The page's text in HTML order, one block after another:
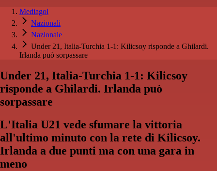
Mediagol
Nazionali
Nazionale
Under 21, Italia-Turchia 1-1: Kilicsoy risponde a Ghilardi.
Irlanda può sorpassare
Under 21, Italia-Turchia 1-1: Kilicsoy
risponde a Ghilardi. Irlanda può
sorpassare
L'Italia U21 vede sfumare la vittoria
all'ultimo minuto con la rete di Kilicsoy.
Irlanda a due punti ma con una gara in
meno